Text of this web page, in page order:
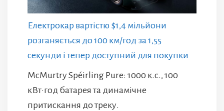
Електрокар вартістю $1,4 мільйони
розганяється до 100 км/год за 1,55
секунди і тепер доступний для покупки
McMurtry Spéirling Pure: 1000 к.с., 100
кВт·год батарея та динамічне
притискання до треку.